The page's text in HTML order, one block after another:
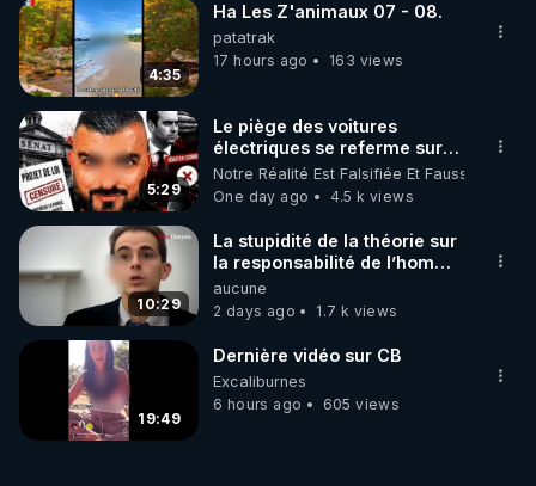
4:35
Ha Les Z'animaux 07 - 08.
patatrak
17 hours ago
163 views
5:29
Le piège des voitures
électriques se referme sur
les usagers !
Notre Réalité Est Falsifiée Et Fausse
One day ago
4.5 k views
10:29
La stupidité de la théorie sur
la responsabilité de l’homme
concernant le dioxyde de
carbone.
aucune
2 days ago
1.7 k views
19:49
Dernière vidéo sur CB
Excaliburnes
6 hours ago
605 views